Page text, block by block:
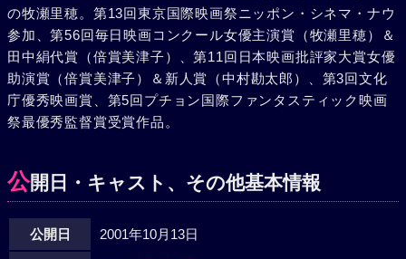
死んだようだ。そして、その時から元の世界に戻りたいとよ
り強く思うようになった真希は、見舞いに来ていた母親と洋
平の前で、深い眠りから覚めるのだった。
の牧瀬里穂。第13回東京国際映画祭ニッポン・シネマ・ナウ
参加、第56回毎日映画コンクール女優主演賞（牧瀬里穂）＆
田中絹代賞（倍賞美津子）、第11回日本映画批評家大賞女優
助演賞（倍賞美津子）＆新人賞（中村勘太郎）、第3回文化
庁優秀映画賞、第5回プチョン国際ファンタスティック映画
祭最優秀監督賞受賞作品。
公開日・キャスト、その他基本情報
公開日 2001年10月13日